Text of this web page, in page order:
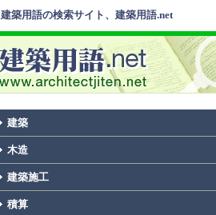
建築用語の検索サイト、建築用語.net
建築
木造
建築施工
積算